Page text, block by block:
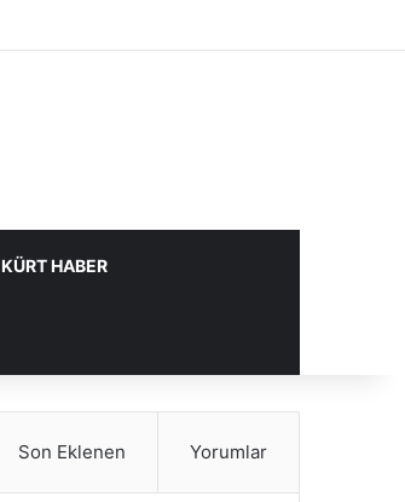
KÜRT HABER
Son Eklenen Yorumlar